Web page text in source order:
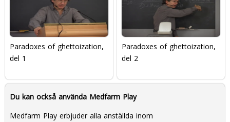
Paradoxes of ghettoization,
del 1
Paradoxes of ghettoization,
del 2
Du kan också använda Medfarm Play
Medfarm Play erbjuder alla anställda inom